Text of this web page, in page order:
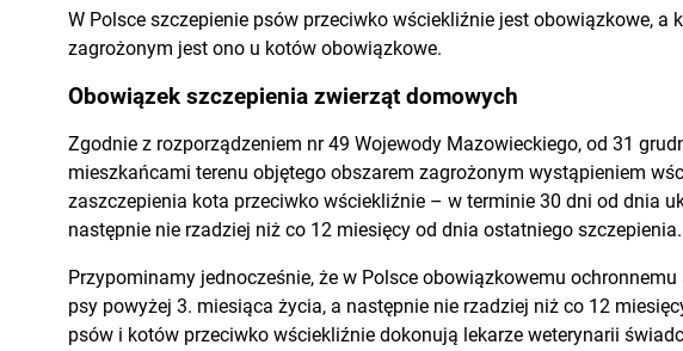
W Polsce szczepienie psów przeciwko wściekliźnie jest obowiązkowe, a
zagrożonym jest ono u kotów obowiązkowe.
Obowiązek szczepienia zwierząt domowych
Zgodnie z rozporządzeniem nr 49 Wojewody Mazowieckiego, od 31
mieszkańcami terenu objętego obszarem zagrożonym wystąpieniem
zaszczepienia kota przeciwko wściekliźnie – w terminie 30 dni od dnia
następnie nie rzadziej niż co 12 miesięcy od dnia ostatniego szczepienia.
Przypominamy jednocześnie, że w Polsce obowiązkowemu
psy powyżej 3. miesiąca życia, a następnie nie rzadziej niż co 12
psów i kotów przeciwko wściekliźnie dokonują lekarze weterynarii